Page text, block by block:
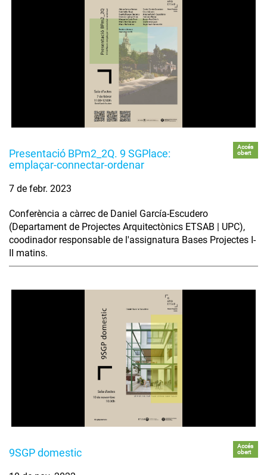
Presentació BPm2_2Q. 9 SGPlace:
emplaçar-connectar-ordenar
Accés
obert
7 de febr. 2023
Conferència a càrrec de Daniel García-Escudero
(Departament de Projectes Arquitectònics ETSAB | UPC),
coodinador responsable de l'assignatura Bases Projectes I-
II matins.
9SGP domestic
Accés
obert